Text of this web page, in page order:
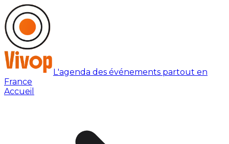
L'agenda des événements partout en
France
Accueil